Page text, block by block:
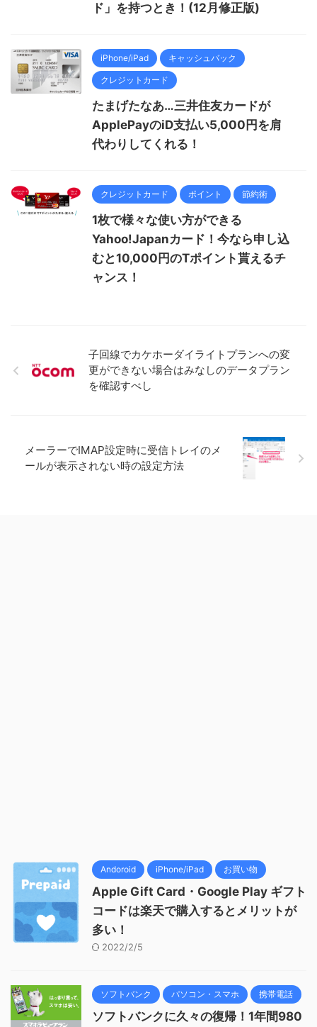
ド」を持つとき！(12月修正版)
iPhone/iPad キャッシュバック
クレジットカード
たまげたなあ…三井住友カードが
ApplePayのiD支払い5,000円を肩
代わりしてくれる！
クレジットカード ポイント 節約術
1枚で様々な使い方ができる
Yahoo!Japanカード！今なら申し込
むと10,000円のTポイント貰えるチ
ャンス！
子回線でカケホーダイライトプランへの変
更ができない場合はみなしのデータプラン
を確認すべし
メーラーでIMAP設定時に受信トレイのメ
ールが表示されない時の設定方法
Andoroid iPhone/iPad お買い物
Apple Gift Card・Google Play ギフト
コードは楽天で購入するとメリットが
多い！
2022/2/5
ソフトバンク パソコン・スマホ 携帯電話
ソフトバンクに久々の復帰！1年間980